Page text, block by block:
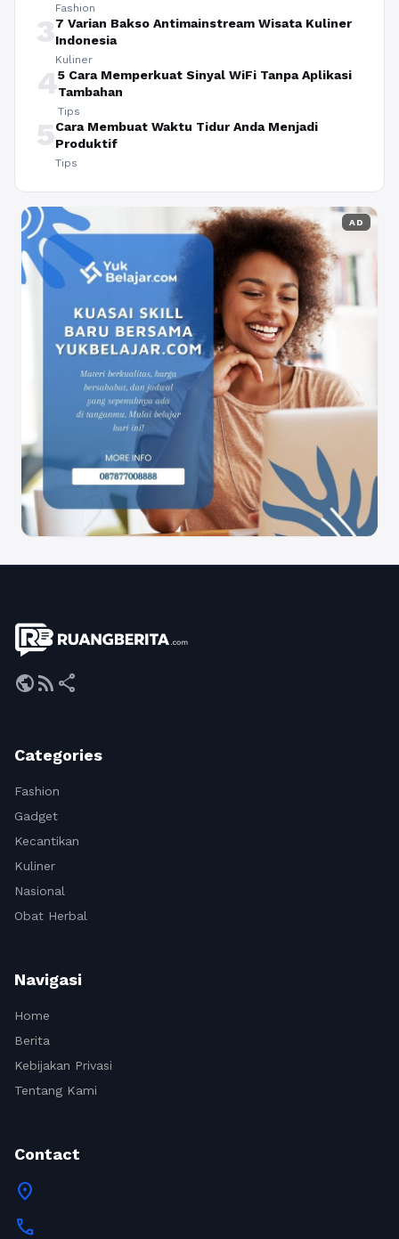
Fashion
37 Varian Bakso Antimainstream Wisata Kuliner
Indonesia
Kuliner
45 Cara Memperkuat Sinyal WiFi Tanpa Aplikasi
Tambahan
Tips
5Cara Membuat Waktu Tidur Anda Menjadi
Produktif
Tips
AD
publicrss_feed share
Categories
Fashion
Gadget
Kecantikan
Kuliner
Nasional
Obat Herbal
Navigasi
Home
Berita
Kebijakan Privasi
Tentang Kami
Contact
location_on
call